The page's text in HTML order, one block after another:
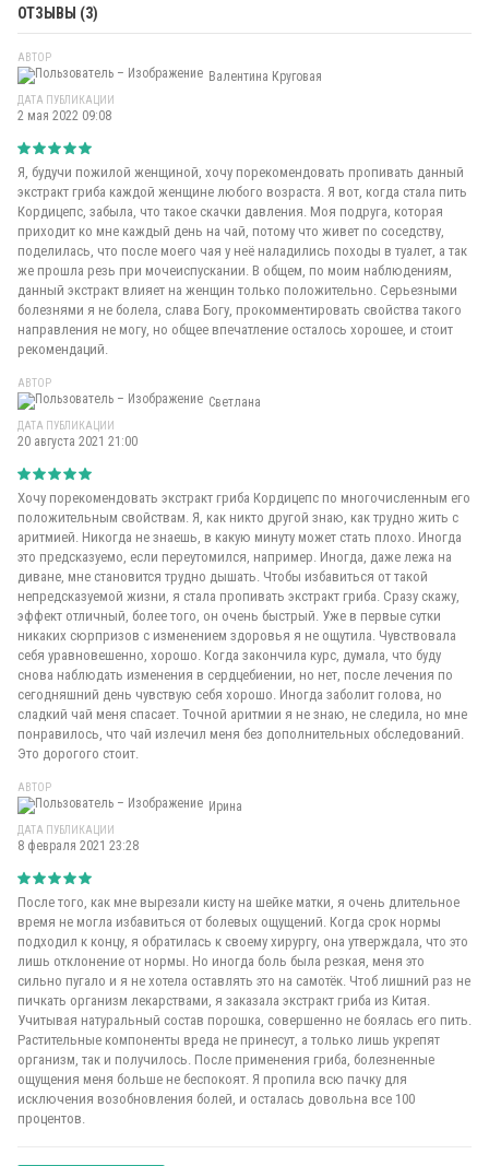
ОТЗЫВЫ (3)
АВТОР
Валентина Круговая
ДАТА ПУБЛИКАЦИИ
2 мая 2022 09:08
Я, будучи пожилой женщиной, хочу порекомендовать пропивать данный
экстракт гриба каждой женщине любого возраста. Я вот, когда стала пить
Кордицепс, забыла, что такое скачки давления. Моя подруга, которая
приходит ко мне каждый день на чай, потому что живет по соседству,
поделилась, что после моего чая у неё наладились походы в туалет, а так
же прошла резь при мочеиспускании. В общем, по моим наблюдениям,
данный экстракт влияет на женщин только положительно. Серьезными
болезнями я не болела, слава Богу, прокомментировать свойства такого
направления не могу, но общее впечатление осталось хорошее, и стоит
рекомендаций.
АВТОР
Светлана
ДАТА ПУБЛИКАЦИИ
20 августа 2021 21:00
Хочу порекомендовать экстракт гриба Кордицепс по многочисленным его
положительным свойствам. Я, как никто другой знаю, как трудно жить с
аритмией. Никогда не знаешь, в какую минуту может стать плохо. Иногда
это предсказуемо, если переутомился, например. Иногда, даже лежа на
диване, мне становится трудно дышать. Чтобы избавиться от такой
непредсказуемой жизни, я стала пропивать экстракт гриба. Сразу скажу,
эффект отличный, более того, он очень быстрый. Уже в первые сутки
никаких сюрпризов с изменением здоровья я не ощутила. Чувствовала
себя уравновешенно, хорошо. Когда закончила курс, думала, что буду
снова наблюдать изменения в сердцебиении, но нет, после лечения по
сегодняшний день чувствую себя хорошо. Иногда заболит голова, но
сладкий чай меня спасает. Точной аритмии я не знаю, не следила, но мне
понравилось, что чай излечил меня без дополнительных обследований.
Это дорогого стоит.
АВТОР
Ирина
ДАТА ПУБЛИКАЦИИ
8 февраля 2021 23:28
После того, как мне вырезали кисту на шейке матки, я очень длительное
время не могла избавиться от болевых ощущений. Когда срок нормы
подходил к концу, я обратилась к своему хирургу, она утверждала, что это
лишь отклонение от нормы. Но иногда боль была резкая, меня это
сильно пугало и я не хотела оставлять это на самотёк. Чтоб лишний раз не
пичкать организм лекарствами, я заказала экстракт гриба из Китая.
Учитывая натуральный состав порошка, совершенно не боялась его пить.
Растительные компоненты вреда не принесут, а только лишь укрепят
организм, так и получилось. После применения гриба, болезненные
ощущения меня больше не беспокоят. Я пропила всю пачку для
исключения возобновления болей, и осталась довольна все 100
процентов.